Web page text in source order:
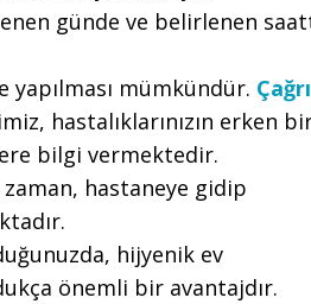
günde ve belirlenen
mümkündür. Çağrı
hastalıklarınızın erken
bilgi vermektedir.
zaman, hastaneye gidip
hijyenik ev
önemli bir avantajdır.